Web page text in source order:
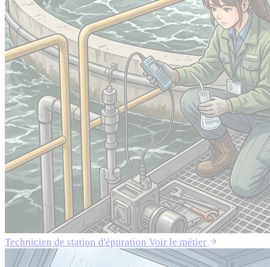
Technicien de station d'épuration Voir le métier